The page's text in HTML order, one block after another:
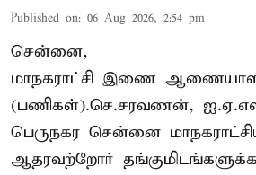
Published on: 06 Aug 2026, 2:54 pm
சென்னை,
மாநகராட்சி இணை
(பணிகள்).செ.சரவணன்,
பெருநகர சென்னை
ஆதரவற்றோர்